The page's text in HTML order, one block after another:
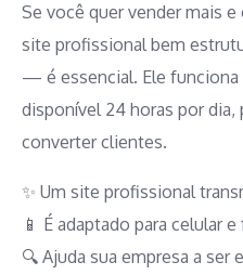
Se você quer vender mais
site profissional bem
— é essencial. Ele funciona
disponível 24 horas por dia,
converter clientes.
✨ Um site profissional
📱 É adaptado para celular
🔍 Ajuda sua empresa a ser